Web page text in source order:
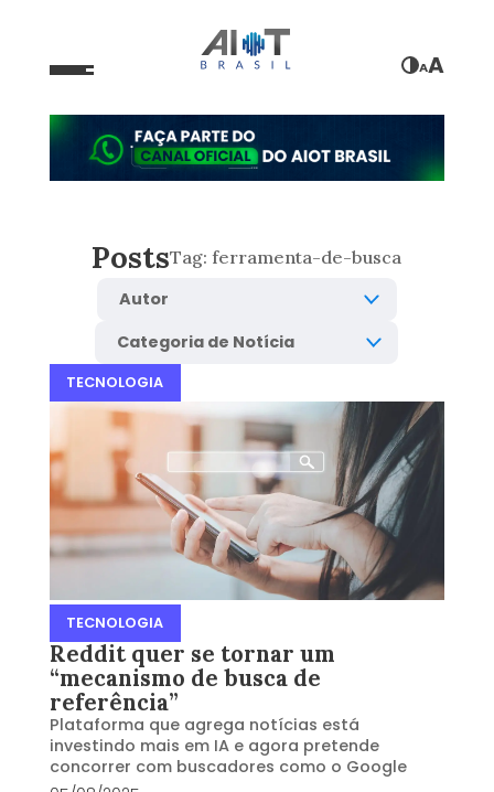
AA
PostsTag:ferramenta-de-busca
TECNOLOGIA
TECNOLOGIA
Reddit quer se tornar um
“mecanismo de busca de
referência”
Plataforma que agrega notícias está
investindo mais em IA e agora pretende
concorrer com buscadores como o Google